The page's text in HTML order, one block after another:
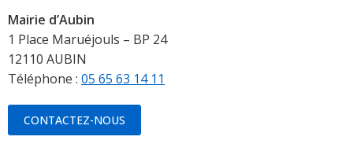
Mairie d’Aubin
1 Place Maruéjouls – BP 24
12110 AUBIN
Téléphone : 05 65 63 14 11
CONTACTEZ-NOUS